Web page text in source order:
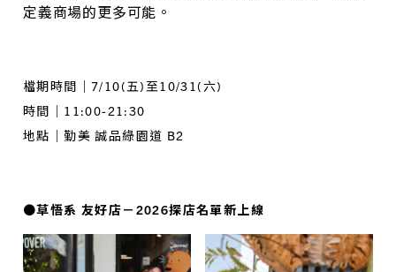
定義商場的更多可能。
檔期時間｜7/10(五)至10/31(六)
時間｜11:00-21:30
地點｜勤美 誠品綠園道 B2
●草悟系 友好店－2026探店名單新上線